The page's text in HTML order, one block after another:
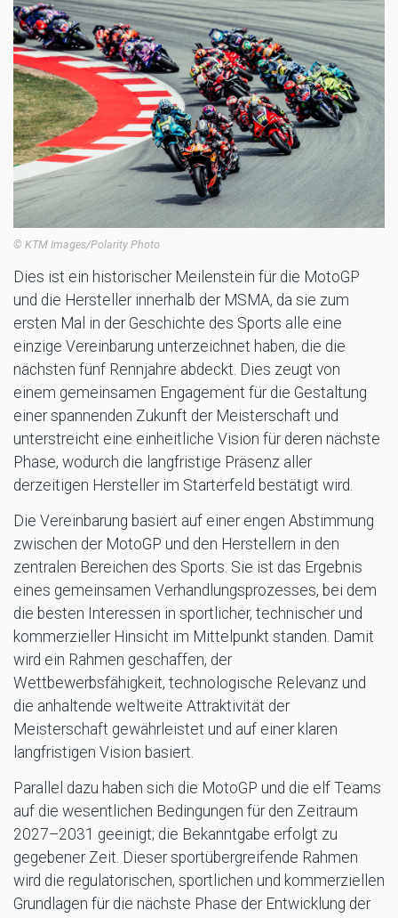
© KTM Images/Polarity Photo
Dies ist ein historischer Meilenstein für die MotoGP
und die Hersteller innerhalb der MSMA, da sie zum
ersten Mal in der Geschichte des Sports alle eine
einzige Vereinbarung unterzeichnet haben, die die
nächsten fünf Rennjahre abdeckt. Dies zeugt von
einem gemeinsamen Engagement für die Gestaltung
einer spannenden Zukunft der Meisterschaft und
unterstreicht eine einheitliche Vision für deren nächste
Phase, wodurch die langfristige Präsenz aller
derzeitigen Hersteller im Starterfeld bestätigt wird.
Die Vereinbarung basiert auf einer engen Abstimmung
zwischen der MotoGP und den Herstellern in den
zentralen Bereichen des Sports. Sie ist das Ergebnis
eines gemeinsamen Verhandlungsprozesses, bei dem
die besten Interessen in sportlicher, technischer und
kommerzieller Hinsicht im Mittelpunkt standen. Damit
wird ein Rahmen geschaffen, der
Wettbewerbsfähigkeit, technologische Relevanz und
die anhaltende weltweite Attraktivität der
Meisterschaft gewährleistet und auf einer klaren
langfristigen Vision basiert.
Parallel dazu haben sich die MotoGP und die elf Teams
auf die wesentlichen Bedingungen für den Zeitraum
2027–2031 geeinigt; die Bekanntgabe erfolgt zu
gegebener Zeit. Dieser sportübergreifende Rahmen
wird die regulatorischen, sportlichen und kommerziellen
Grundlagen für die nächste Phase der Entwicklung der